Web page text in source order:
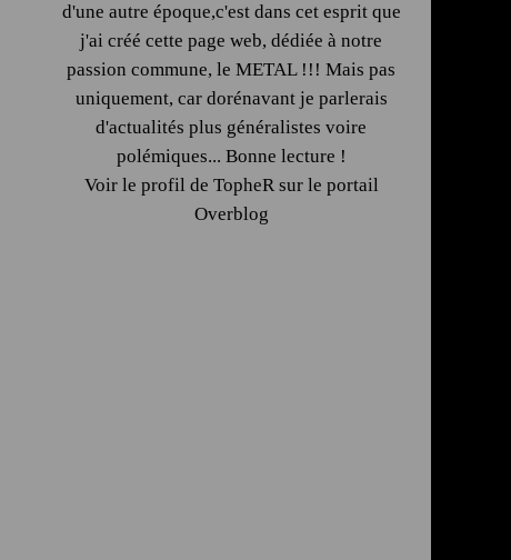
d'une autre époque,c'est dans cet esprit que
j'ai créé cette page web, dédiée à notre
passion commune, le METAL !!! Mais pas
uniquement, car dorénavant je parlerais
d'actualités plus généralistes voire
polémiques... Bonne lecture !
Voir le profil de TopheRsur le portail
Overblog